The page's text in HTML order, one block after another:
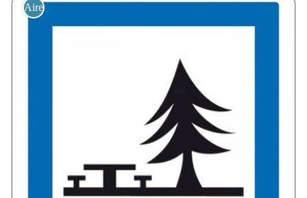
Aire de Pique Nique